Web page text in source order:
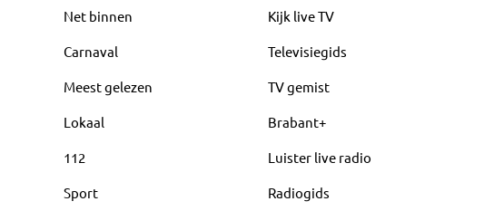
Net binnen
Carnaval
Meest gelezen
Lokaal
112
Sport
Kijk live TV
Televisiegids
TV gemist
Brabant+
Luister live radio
Radiogids